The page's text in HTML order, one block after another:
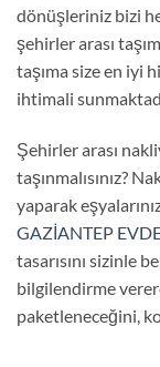
dönüşleriniz bizi
şehirler arası
taşıma size en iyi
ihtimali
Şehirler arası
taşınmalısınız?
yaparak
GAZİANTEP
tasarısını sizinle
bilgilendirme
paketleneceğini,